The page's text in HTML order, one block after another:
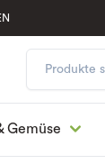
Gemüse